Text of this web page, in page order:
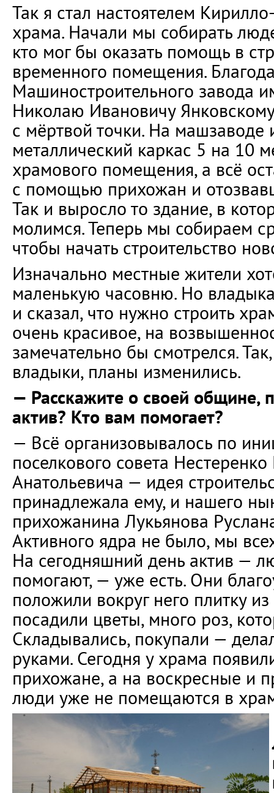
Так я стал настоятелем
храма. Начали мы собирать
кто мог бы оказать помощь в
временного помещения.
Машиностроительного завода
Николаю Ивановичу
с мёртвой точки. На машзаводе
металлический каркас 5 на 10
храмового помещения, а всё
с помощью прихожан и
Так и выросло то здание, в
молимся. Теперь мы собираем
чтобы начать строительство
Изначально местные жители
маленькую часовню. Но
и сказал, что нужно строить
очень красивое, на
замечательно бы смотрелся.
владыки, планы изменились.
— Расскажите о своей общине,
актив? Кто вам помогает?
— Всё организовывалось по
поселкового совета
Анатольевича — идея
принадлежала ему, и нашего
прихожанина Лукьянова
Активного ядра не было, мы
На сегодняшний день актив —
помогают, — уже есть. Они
положили вокруг него плитку
посадили цветы, много роз,
Складывались, покупали —
руками. Сегодня у храма
прихожане, а на воскресные и
люди уже не помещаются в